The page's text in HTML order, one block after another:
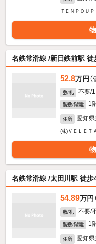
ＴＥＮＰＯＵ
名鉄常滑線 /新日鉄前駅 徒
52.8万円
敷/礼 不要/
階数/階建 1
住所 愛知県
(株)ＶＥＬＥＴＡ
名鉄常滑線 /太田川駅 徒歩
54.89万円
敷/礼 不要/
階数/階建 1
住所 愛知県